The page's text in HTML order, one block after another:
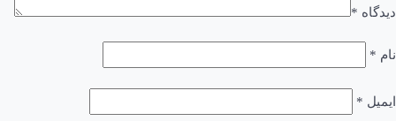
دیدگاه *
نام *
ایمیل *